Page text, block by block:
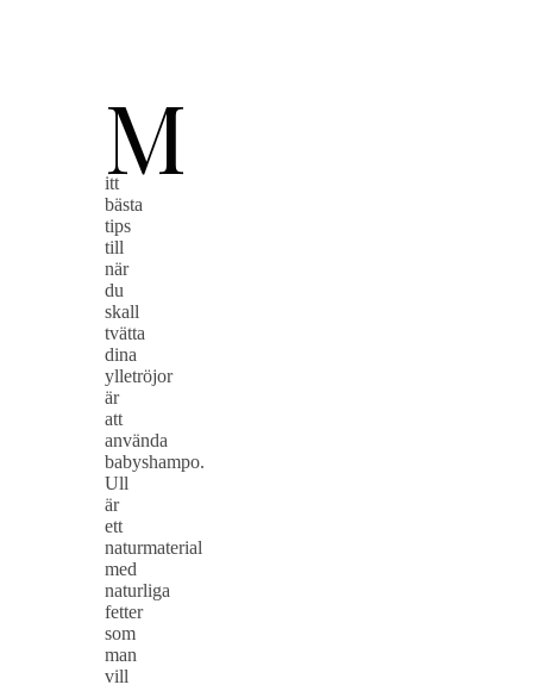
M
itt
bästa
tips
till
när
du
skall
tvätta
dina
ylletröjor
är
att
använda
babyshampo.
Ull
är
ett
naturmaterial
med
naturliga
fetter
som
man
vill